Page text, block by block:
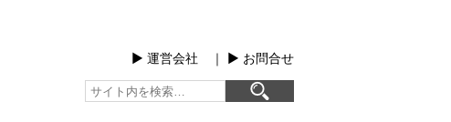
▶︎ 運営会社 ｜ ▶︎ お問合せ